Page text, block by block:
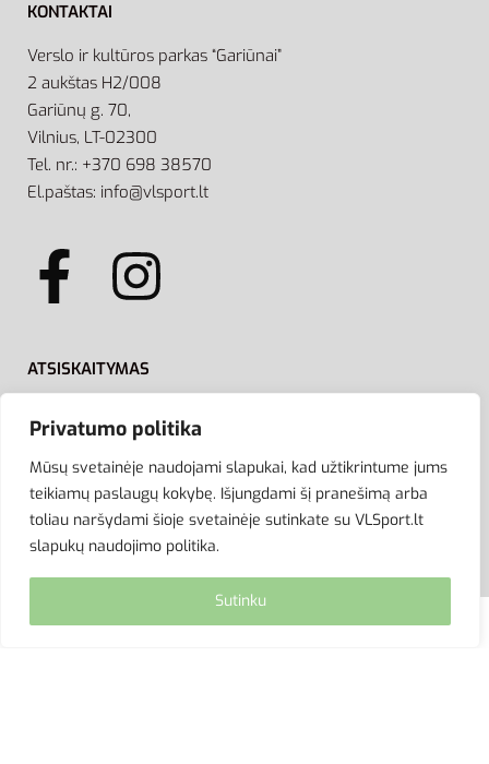
Privatumo politika
Mūsų svetainėje naudojami slapukai, kad užtikrintume jums
teikiamų paslaugų kokybę. Išjungdami šį pranešimą arba
toliau naršydami šioje svetainėje sutinkate su VLSport.lt
slapukų naudojimo politika.
Sutinku
KONTAKTAI
Verslo ir kultūros parkas “Gariūnai”
2 aukštas H2/008
Gariūnų g. 70,
Vilnius, LT-02300
Tel. nr.: +370 698 38570
El.paštas: info@vlsport.lt
ATSISKAITYMAS